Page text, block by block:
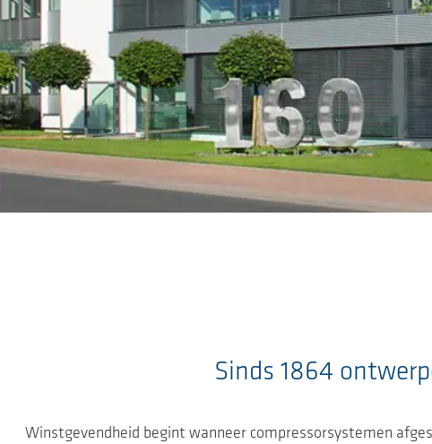
Sinds 1864
Winstgevendheid begint wanneer compressorsystemen